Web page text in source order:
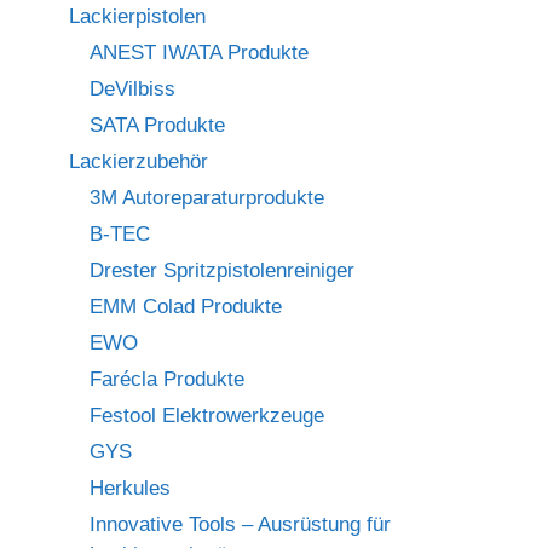
Lackierpistolen
ANEST IWATA Produkte
DeVilbiss
SATA Produkte
Lackierzubehör
3M Autoreparaturprodukte
B-TEC
Drester Spritzpistolenreiniger
EMM Colad Produkte
EWO
Farécla Produkte
Festool Elektrowerkzeuge
GYS
Herkules
Innovative Tools – Ausrüstung für